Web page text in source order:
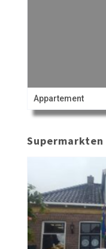
Appartement
Supermarkten